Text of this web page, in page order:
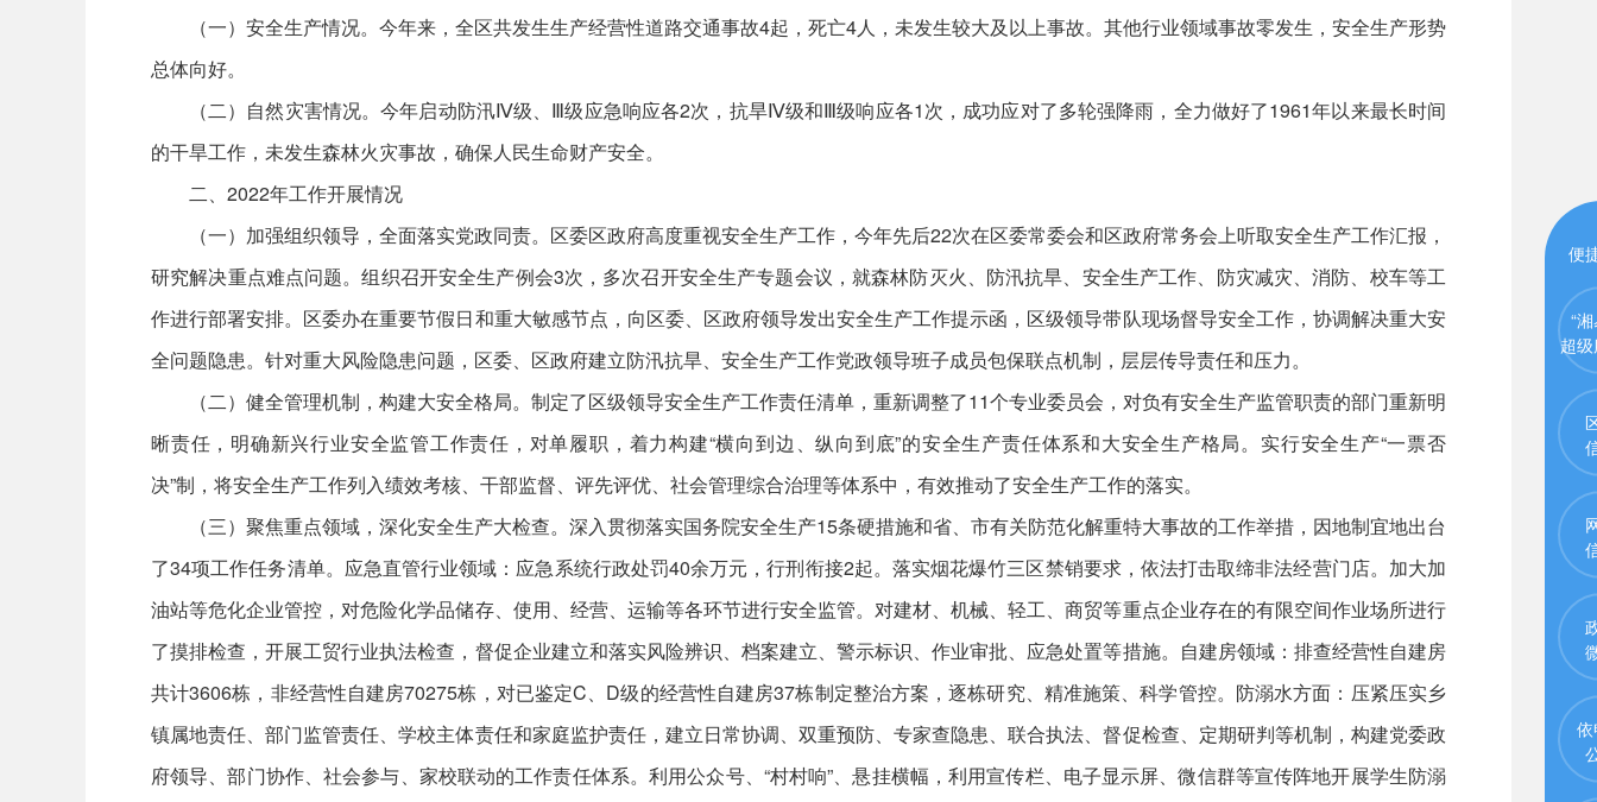
（一）安全生产情况。今年来，全区共发生生产经营性道路交通事故4起，死亡4人，未发生较大及以上事故。其他行业领域事故零发生，安全生产形势
总体向好。
（二）自然灾害情况。今年启动防汛Ⅳ级、Ⅲ级应急响应各2次，抗旱Ⅳ级和Ⅲ级响应各1次，成功应对了多轮强降雨，全力做好了1961年以来最长时间
的干旱工作，未发生森林火灾事故，确保人民生命财产安全。
二、2022年工作开展情况
（一）加强组织领导，全面落实党政同责。区委区政府高度重视安全生产工作，今年先后22次在区委常委会和区政府常务会上听取安全生产工作汇报，
研究解决重点难点问题。组织召开安全生产例会3次，多次召开安全生产专题会议，就森林防灭火、防汛抗旱、安全生产工作、防灾减灾、消防、校车等工
作进行部署安排。区委办在重要节假日和重大敏感节点，向区委、区政府领导发出安全生产工作提示函，区级领导带队现场督导安全工作，协调解决重大安
全问题隐患。针对重大风险隐患问题，区委、区政府建立防汛抗旱、安全生产工作党政领导班子成员包保联点机制，层层传导责任和压力。
（二）健全管理机制，构建大安全格局。制定了区级领导安全生产工作责任清单，重新调整了11个专业委员会，对负有安全生产监管职责的部门重新明
晰责任，明确新兴行业安全监管工作责任，对单履职，着力构建“横向到边、纵向到底”的安全生产责任体系和大安全生产格局。实行安全生产“一票否
决”制，将安全生产工作列入绩效考核、干部监督、评先评优、社会管理综合治理等体系中，有效推动了安全生产工作的落实。
（三）聚焦重点领域，深化安全生产大检查。深入贯彻落实国务院安全生产15条硬措施和省、市有关防范化解重特大事故的工作举措，因地制宜地出台
了34项工作任务清单。应急直管行业领域：应急系统行政处罚40余万元，行刑衔接2起。落实烟花爆竹三区禁销要求，依法打击取缔非法经营门店。加大加
油站等危化企业管控，对危险化学品储存、使用、经营、运输等各环节进行安全监管。对建材、机械、轻工、商贸等重点企业存在的有限空间作业场所进行
了摸排检查，开展工贸行业执法检查，督促企业建立和落实风险辨识、档案建立、警示标识、作业审批、应急处置等措施。自建房领域：排查经营性自建房
共计3606栋，非经营性自建房70275栋，对已鉴定C、D级的经营性自建房37栋制定整治方案，逐栋研究、精准施策、科学管控。防溺水方面：压紧压实乡
镇属地责任、部门监管责任、学校主体责任和家庭监护责任，建立日常协调、双重预防、专家查隐患、联合执法、督促检查、定期研判等机制，构建党委政
府领导、部门协作、社会参与、家校联动的工作责任体系。利用公众号、“村村响”、悬挂横幅，利用宣传栏、电子显示屏、微信群等宣传阵地开展学生防溺
便
“
超